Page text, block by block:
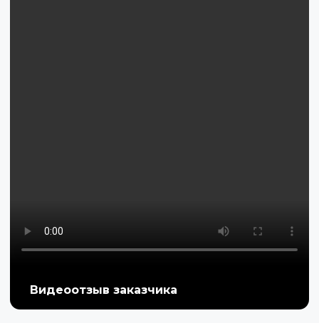
Видеоотзыв заказчика